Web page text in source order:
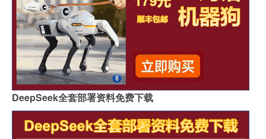
DeepSeek全套部署资料免费下载